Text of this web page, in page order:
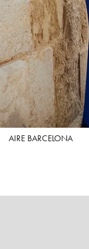
AIRE BARCELONA